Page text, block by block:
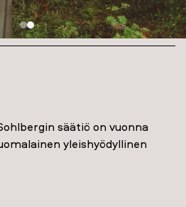
säätiö on vuonna
yleishyödyllinen